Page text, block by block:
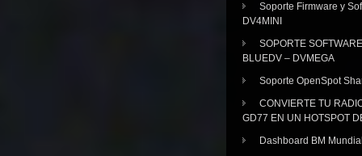
Soporte Firmware y
DV4MINI
SOPORTE SOFTWARE
BLUEDV – DVMEGA
Soporte OpenSpot
CONVIERTE TU
GD77 EN UN HOTSPOT
Dashboard BM